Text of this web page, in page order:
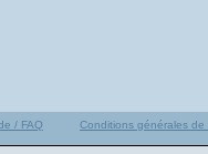
/ FAQ Conditions générales de